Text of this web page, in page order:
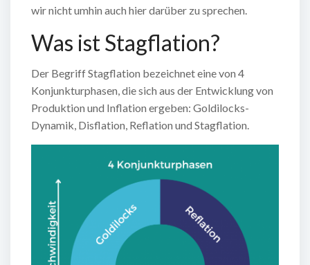
wir nicht umhin auch hier darüber zu sprechen.
Was ist Stagflation?
Der Begriff Stagflation bezeichnet eine von 4
Konjunkturphasen, die sich aus der Entwicklung von
Produktion und Inflation ergeben: Goldilocks-
Dynamik, Disflation, Reflation und Stagflation.